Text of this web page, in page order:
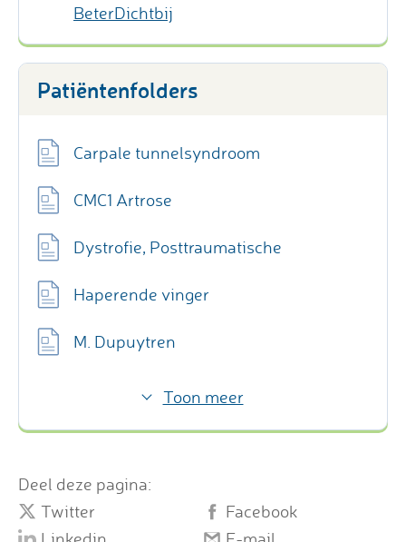
BeterDichtbij
Patiëntenfolders
Carpale tunnelsyndroom
CMC1 Artrose
Dystrofie, Posttraumatische
Haperende vinger
M. Dupuytren
Toon meer
Deel deze pagina:
Twitter
Facebook